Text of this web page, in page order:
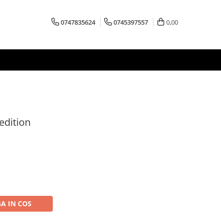
0747835624 0745397557 0,00
IN COS